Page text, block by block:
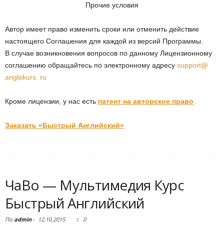
Прочие условия
Автор имеет право изменить сроки или отменить действие
настоящего Соглашения для каждой из версий Программы.
В случае возникновения вопросов по данному Лицензионному
соглашению обращайтесь по электронному адресу support@
anglokurs ru
Кроме лицензии, у нас есть патент на авторское право
Заказать «Быстрый Английский»
ЧаВо — Мультимедия Курс
Быстрый Английский
По admin- 12.10.2015 0